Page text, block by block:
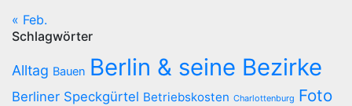
« Feb.
Schlagwörter
Alltag Bauen Berlin & seine Bezirke
Berliner Speckgürtel Betriebskosten Charlottenburg Foto